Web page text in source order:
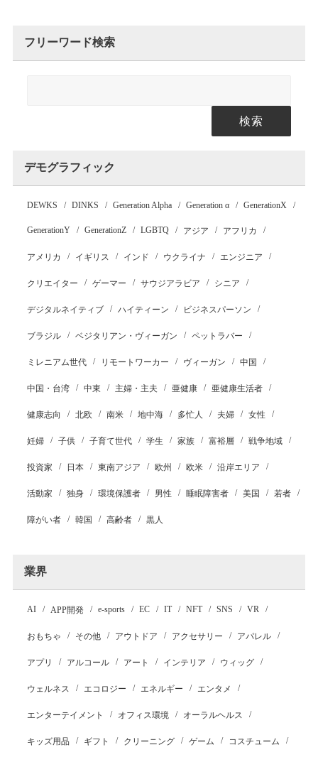
フリーワード検索
検索
デモグラフィック
DEWKS DINKS Generation Alpha Generation α GenerationX
GenerationY GenerationZ LGBTQ アジア アフリカ
アメリカ イギリス インド ウクライナ エンジニア
クリエイター ゲーマー サウジアラビア シニア
デジタルネイティブ ハイティーン ビジネスパーソン
ブラジル ベジタリアン・ヴィーガン ペットラバー
ミレニアム世代 リモートワーカー ヴィーガン 中国
中国・台湾 中東 主婦・主夫 亜健康 亜健康生活者
健康志向 北欧 南米 地中海 多忙人 夫婦 女性
妊婦 子供 子育て世代 学生 家族 富裕層 戦争地域
投資家 日本 東南アジア 欧州 欧米 沿岸エリア
活動家 独身 環境保護者 男性 睡眠障害者 美国 若者
障がい者 韓国 高齢者 黒人
業界
AI APP開発 e-sports EC IT NFT SNS VR
おもちゃ その他 アウトドア アクセサリー アパレル
アプリ アルコール アート インテリア ウィッグ
ウェルネス エコロジー エネルギー エンタメ
エンターテイメント オフィス環境 オーラルヘルス
キッズ用品 ギフト クリーニング ゲーム コスチューム